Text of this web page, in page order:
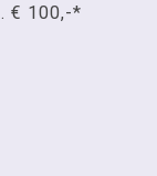
€ 100,-*